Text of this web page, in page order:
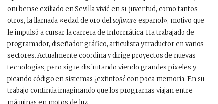
onubense exiliado en Sevilla vivió en su juventud, como tantos
otros, la llamada «edad de oro delsoftware español», motivo que
le impulsó a cursar la carrera de Informática. Ha trabajado de
programador, diseñador gráfico, articulista y traductor en varios
sectores. Actualmente coordina y dirige proyectos de nuevas
tecnologías, pero sigue disfrutando viendo grandes píxeles y
picando código en sistemas ¿extintos? con poca memoria. En su
trabajo continúa imaginando que los programas viajan entre
máquinas en motos de luz.